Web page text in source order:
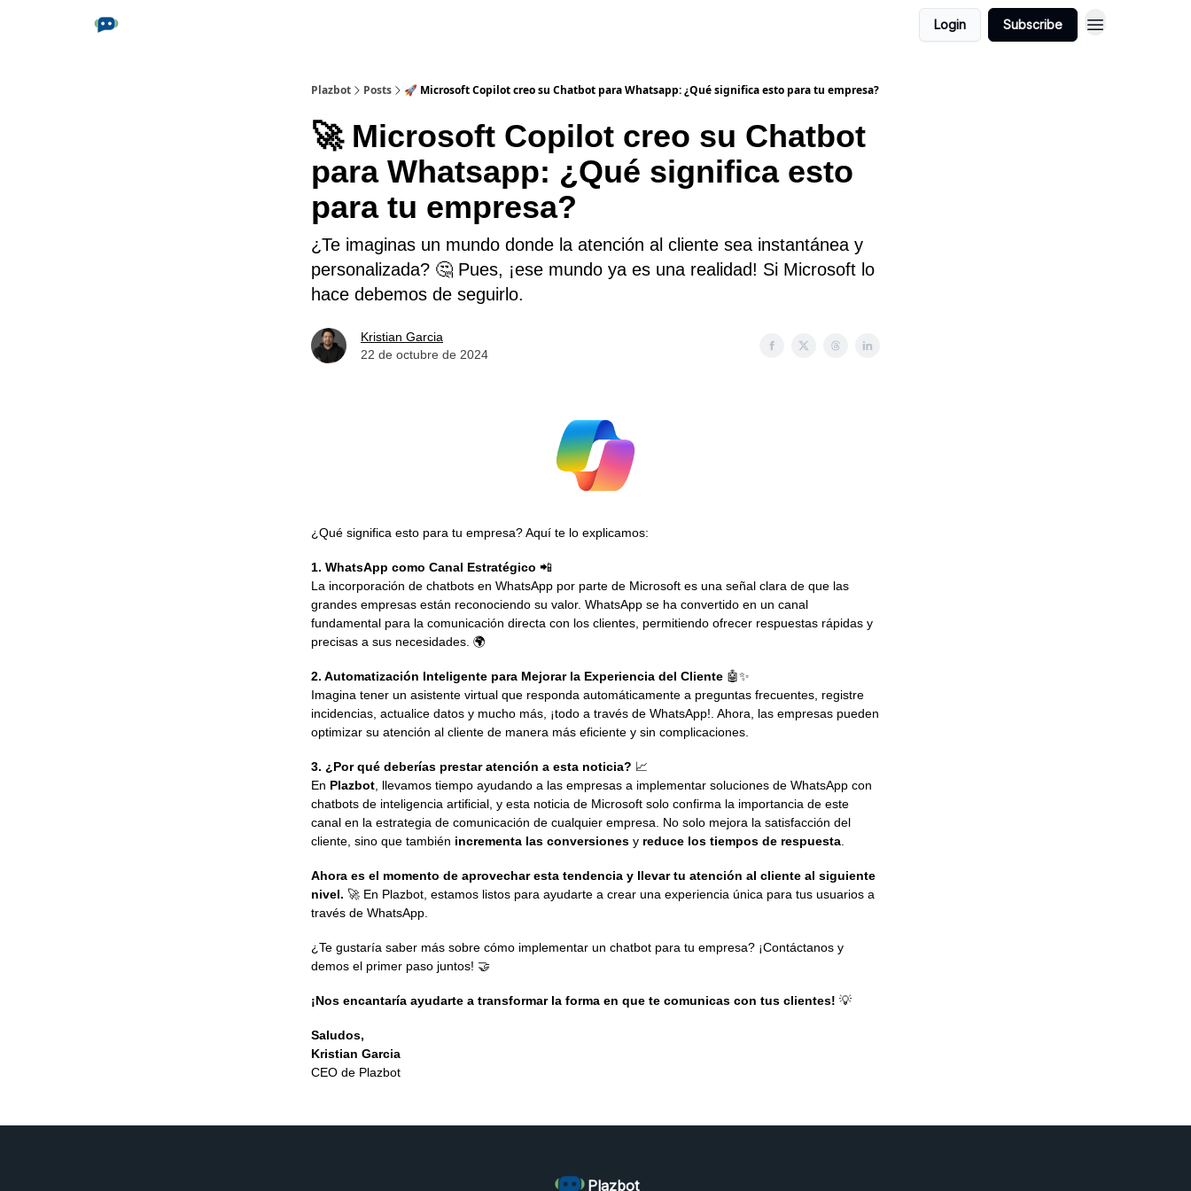
Login Subscribe
Plazbot Posts 🚀 Microsoft Copilot creo su Chatbot para Whatsapp: ¿Qué significa esto para tu empresa?
🚀 Microsoft Copilot creo su Chatbot
para Whatsapp: ¿Qué significa esto
para tu empresa?
¿Te imaginas un mundo donde la atención al cliente sea instantánea y
personalizada? 🤔 Pues, ¡ese mundo ya es una realidad! Si Microsoft lo
hace debemos de seguirlo.
Kristian Garcia
22 de octubre de 2024
¿Qué significa esto para tu empresa? Aquí te lo explicamos:
1. WhatsApp como Canal Estratégico 📲
La incorporación de chatbots en WhatsApp por parte de Microsoft es una señal clara de que las
grandes empresas están reconociendo su valor. WhatsApp se ha convertido en un canal
fundamental para la comunicación directa con los clientes, permitiendo ofrecer respuestas rápidas y
precisas a sus necesidades. 🌍
2. Automatización Inteligente para Mejorar la Experiencia del Cliente 🤖✨
Imagina tener un asistente virtual que responda automáticamente a preguntas frecuentes, registre
incidencias, actualice datos y mucho más, ¡todo a través de WhatsApp!. Ahora, las empresas pueden
optimizar su atención al cliente de manera más eficiente y sin complicaciones.
3. ¿Por qué deberías prestar atención a esta noticia? 📈
En Plazbot, llevamos tiempo ayudando a las empresas a implementar soluciones de WhatsApp con
chatbots de inteligencia artificial, y esta noticia de Microsoft solo confirma la importancia de este
canal en la estrategia de comunicación de cualquier empresa. No solo mejora la satisfacción del
cliente, sino que también incrementa las conversiones y reduce los tiempos de respuesta.
Ahora es el momento de aprovechar esta tendencia y llevar tu atención al cliente al siguiente
nivel. 🚀 En Plazbot, estamos listos para ayudarte a crear una experiencia única para tus usuarios a
través de WhatsApp.
¿Te gustaría saber más sobre cómo implementar un chatbot para tu empresa? ¡Contáctanos y
demos el primer paso juntos! 🤝
¡Nos encantaría ayudarte a transformar la forma en que te comunicas con tus clientes! 💡
Saludos,
Kristian Garcia
CEO de Plazbot
Plazbot